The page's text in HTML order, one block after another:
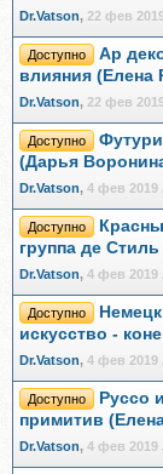
Dr.Vatson, 22 фев
Доступно
Ар
влияния (Елена
Dr.Vatson, 22 фев
Доступно
(Дарья
Dr.Vatson, 4 фев 2019
Доступно
группа де
Dr.Vatson, 4 фев 2019
Доступно
искусство -
Dr.Vatson, 4 фев 2019
Доступно
Руссо
примитив
Dr.Vatson, 4 фев 2019